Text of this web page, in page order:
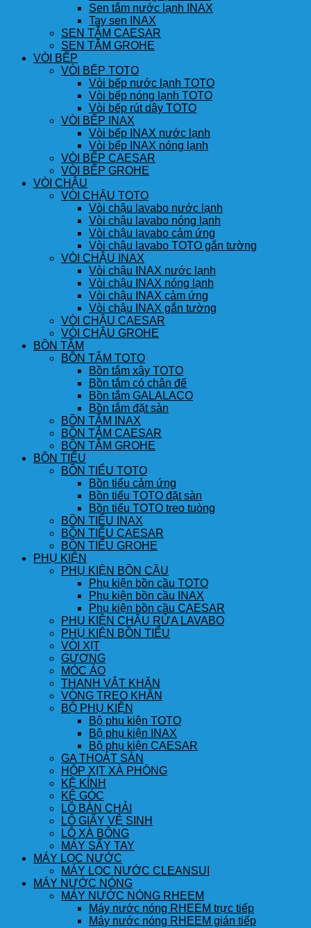
Sen tắm nước lạnh INAX
Tay sen INAX
SEN TẮM CAESAR
SEN TẮM GROHE
VÒI BẾP
VÒI BẾP TOTO
Vòi bếp nước lạnh TOTO
Vòi bếp nóng lạnh TOTO
Vòi bếp rút dây TOTO
VÒI BẾP INAX
Vòi bếp INAX nước lạnh
Vòi bếp INAX nóng lạnh
VÒI BẾP CAESAR
VÒI BẾP GROHE
VÒI CHẬU
VÒI CHẬU TOTO
Vòi chậu lavabo nước lạnh
Vòi chậu lavabo nóng lạnh
Vòi chậu lavabo cảm ứng
Vòi chậu lavabo TOTO gắn tường
VÒI CHẬU INAX
Vòi chậu INAX nước lạnh
Vòi chậu INAX nóng lạnh
Vòi chậu INAX cảm ứng
Vòi chậu INAX gắn tường
VÒI CHẬU CAESAR
VÒI CHẬU GROHE
BỒN TẮM
BỒN TẮM TOTO
Bồn tắm xây TOTO
Bồn tắm có chân đế
Bồn tắm GALALACO
Bồn tắm đặt sàn
BỒN TẮM INAX
BỒN TẮM CAESAR
BỒN TẮM GROHE
BỒN TIỂU
BỒN TIỂU TOTO
Bồn tiểu cảm ứng
Bồn tiểu TOTO đặt sàn
Bồn tiểu TOTO treo tuòng
BỒN TIỂU INAX
BỒN TIỂU CAESAR
BỒN TIỂU GROHE
PHỤ KIỆN
PHỤ KIỆN BỒN CẦU
Phụ kiện bồn cầu TOTO
Phụ kiện bồn cầu INAX
Phụ kiện bồn cầu CAESAR
PHỤ KIỆN CHẬU RỬA LAVABO
PHỤ KIỆN BỒN TIỂU
VÒI XỊT
GƯƠNG
MÓC ÁO
THANH VẮT KHĂN
VÒNG TREO KHĂN
BỘ PHỤ KIỆN
Bộ phụ kiện TOTO
Bộ phụ kiện INAX
Bộ phụ kiện CAESAR
GA THOÁT SÀN
HỘP XỊT XÀ PHÒNG
KỆ KÍNH
KỆ GÓC
LÔ BÀN CHẢI
LÔ GIẤY VỆ SINH
LÔ XÀ BÔNG
MÁY SẤY TAY
MÁY LỌC NƯỚC
MÁY LỌC NƯỚC CLEANSUI
MÁY NƯỚC NÓNG
MÁY NƯỚC NÓNG RHEEM
Máy nước nóng RHEEM trực tiếp
Máy nước nóng RHEEM gián tiếp